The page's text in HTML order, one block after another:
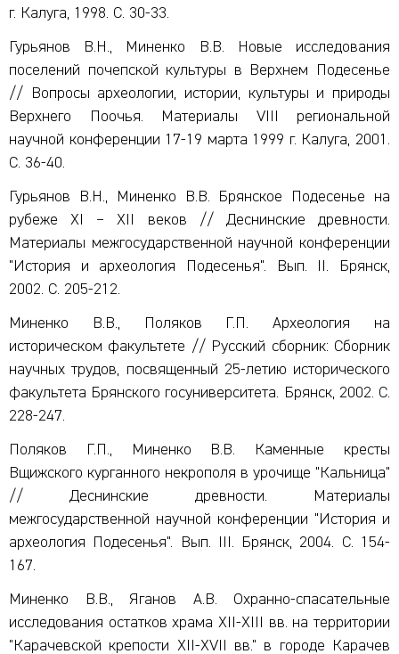
г. Калуга, 1998. С. 30-33.
Гурьянов В.Н., Миненко В.В. Новые исследования
поселений почепской куль­туры в Верхнем Подесенье
// Вопросы археологии, истории, культуры и природы
Верх­него Поочья. Материалы VIII региональной
научной конференции 17-19 марта 1999 г. Ка­луга, 2001.
С. 36-40.
Гурьянов В.Н., Миненко В.В. Брянское Подесенье на
рубеже XI – XII веков // Деснинские древности.
Материалы межгосударственной научной конференции
"История и археология Подесенья". Вып. II. Брянск,
2002. С. 205-212.
Миненко В.В., Поляков Г.П. Археология на
историческом факультете // Русский сборник: Сборник
научных трудов, посвященный 25-летию исторического
факультета Брянского госуниверситета. Брянск, 2002. С.
228-247.
Поляков Г.П., Миненко В.В. Каменные кресты
Вщижского курганного некрополя в урочище "Кальница"
// Деснинские древности. Материалы
межгосударственной научной конференции "История и
археология Подесенья". Вып. III. Брянск, 2004. С. 154-
167.
Миненко В.В., Яганов А.В. Охранно-спасательные
исследования остатков храма XII-XIII вв. на территории
"Карачевской крепости XII-XVII вв." в городе Карачев